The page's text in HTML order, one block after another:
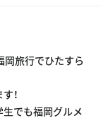
旅行でひたすら
！
でも福岡グルメ